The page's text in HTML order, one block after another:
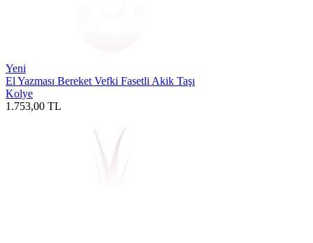
Yeni
El Yazması Bereket Vefki Fasetli Akik Taşı
Kolye
1.753,00 TL